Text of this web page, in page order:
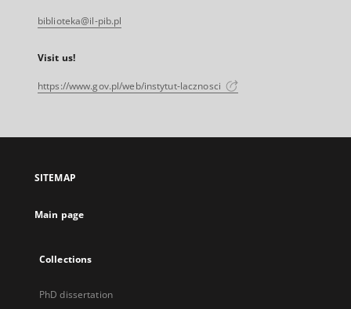
biblioteka@il-pib.pl
Visit us!
https://www.gov.pl/web/instytut-lacznosci
SITEMAP
Main page
Collections
PhD dissertation